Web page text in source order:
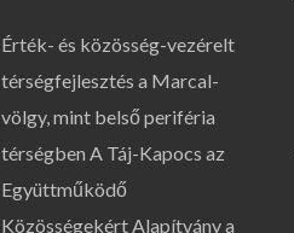
Érték- és közösség-vezérelt
térségfejlesztés a Marcal-
völgy, mint belső periféria
térségben A Táj-Kapocs az
Együttműködő
Közösségekért Alapítvány a